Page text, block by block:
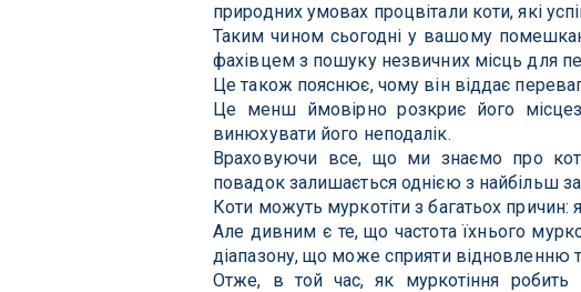
природних умовах процвітали коти, які
Таким чином сьогодні у вашому
фахівцем з пошуку незвичних місць для
Це також пояснює, чому він віддає
Це менш ймовірно розкриє його
винюхувати його неподалік.
Враховуючи все, що ми знаємо про
повадок залишається однією з найбільш
Коти можуть муркотіти з багатьох причин:
Але дивним є те, що частота їхнього
діапазону, що може сприяти відновленню
Отже, в той час, як муркотіння